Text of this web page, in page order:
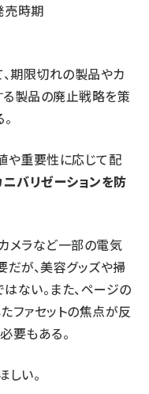
売時期
、期限切れの製品やカ
製品の廃止戦略を策
や重要性に応じて配
ニバリゼーションを防
カメラなど一部の電気
だが、美容グッズや掃
ない。また、ページの
ファセットの焦点が反
要もある。
い。